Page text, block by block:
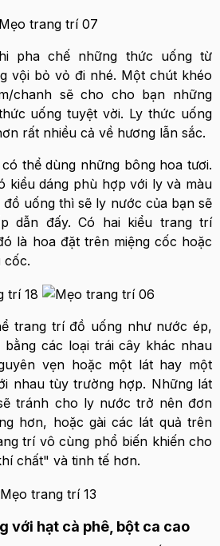
pha chế những thức uống từ
vội bỏ vỏ đi nhé. Một chút khéo
chanh sẽ cho cho bạn những
uống tuyệt vời. Ly thức uống
rất nhiều cả về hương lẫn sắc.
thể dùng những bông hoa tươi.
kiểu dáng phù hợp với ly và màu
uống thì sẽ ly nước của bạn sẽ
dẫn đấy. Có hai kiểu trang trí
là hoa đặt trên miệng cốc hoặc
cốc.
trang trí đồ uống như nước ép,
các loại trái cây khác nhau
vẹn hoặc một lát hay một
nhau tùy trường hợp. Những lát
tránh cho ly nước trở nên đơn
hơn, hoặc gài các lát quả trên
trí vô cùng phổ biến khiến cho
chất" và tinh tế hơn.
với hạt cà phê, bột ca cao